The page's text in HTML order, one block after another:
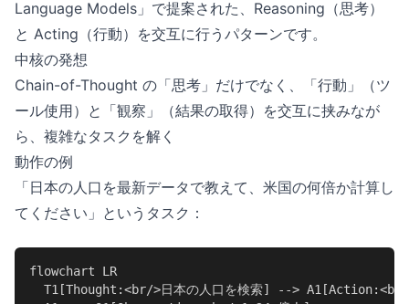
Language Models」で提案された、Reasoning（思考）
と Acting（行動）を交互に行うパターンです。
中核の発想
Chain-of-Thought の「思考」だけでなく、「行動」（ツ
ール使用）と「観察」（結果の取得）を交互に挟みなが
ら、複雑なタスクを解く
動作の例
「日本の人口を最新データで教えて、米国の何倍か計算し
てください」というタスク：
flowchart LR
T1[Thought:<br/>日本の人口を検索] -->